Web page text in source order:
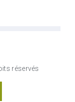
réservés